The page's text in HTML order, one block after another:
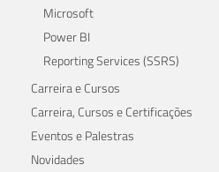
Microsoft
Power BI
Reporting Services (SSRS)
Carreira e Cursos
Carreira, Cursos e Certificações
Eventos e Palestras
Novidades